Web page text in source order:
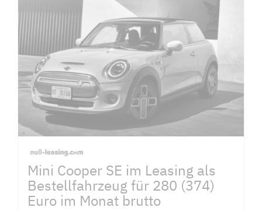
Mini Cooper SE im Leasing als
Bestellfahrzeug für 280 (374)
Euro im Monat brutto